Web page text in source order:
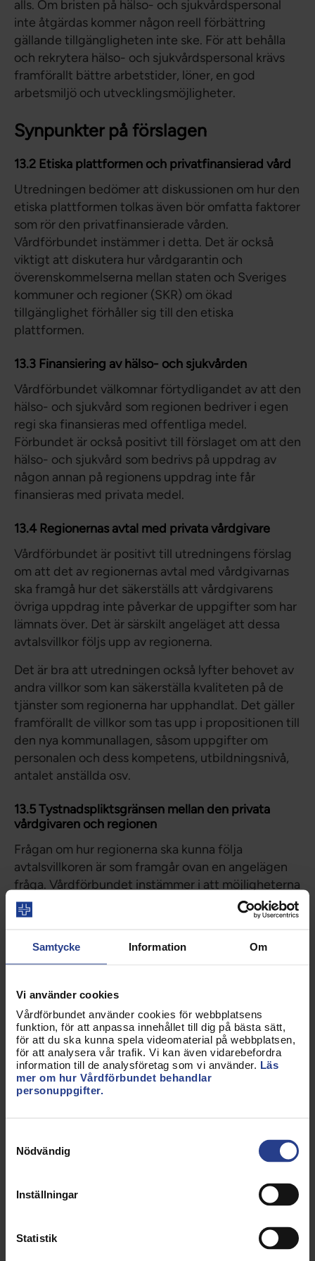
Samtycke Information Om
Vi använder cookies
Vårdförbundet använder cookies för webbplatsens
funktion, för att anpassa innehållet till dig på bästa sätt,
för att du ska kunna spela videomaterial på webbplatsen,
för att analysera vår trafik. Vi kan även vidarebefordra
information till de analysföretag som vi använder. Läs
mer om hur Vårdförbundet behandlar
personuppgifter.
Nödvändig
Inställningar
Statistik
alls. Om bristen på hälso- och sjukvårdspersonal
inte åtgärdas kommer någon reell förbättring
gällande tillgängligheten inte ske. För att behålla
och rekrytera hälso- och sjukvårdspersonal krävs
framförallt bättre arbetstider, löner, en god
arbetsmiljö och utvecklingsmöjligheter.
Synpunkter på förslagen
13.2 Etiska plattformen och privatfinansierad vård
Utredningen bedömer att diskussionen om hur den
etiska plattformen tolkas även bör omfatta faktorer
som rör den privatfinansierade vården.
Vårdförbundet instämmer i detta. Det är också
viktigt att diskutera hur vårdgarantin och
överenskommelserna mellan staten och Sveriges
kommuner och regioner (SKR) om ökad
tillgänglighet förhåller sig till den etiska
plattformen.
13.3 Finansiering av hälso- och sjukvården
Vårdförbundet välkomnar förtydligandet av att den
hälso- och sjukvård som regionen bedriver i egen
regi ska finansieras med offentliga medel.
Förbundet är också positivt till förslaget om att den
hälso- och sjukvård som bedrivs på uppdrag av
någon annan på regionens uppdrag inte får
finansieras med privata medel.
13.4 Regionernas avtal med privata vårdgivare
Vårdförbundet är positivt till utredningens förslag
om att det av regionernas avtal med vårdgivarnas
ska framgå hur det säkerställs att vårdgivarens
övriga uppdrag inte påverkar de uppgifter som har
lämnats över. Det är särskilt angeläget att dessa
avtalsvillkor följs upp av regionerna.
Det är bra att utredningen också lyfter behovet av
andra villkor som kan säkerställa kvaliteten på de
tjänster som regionerna har upphandlat. Det gäller
framförallt de villkor som tas upp i propositionen till
den nya kommunallagen, såsom uppgifter om
personalen och dess kompetens, utbildningsnivå,
antalet anställda osv.
13.5 Tystnadspliktsgränsen mellan den privata
vårdgivaren och regionen
Frågan om hur regionerna ska kunna följa
avtalsvillkoren är som framgår ovan en angelägen
fråga. Vårdförbundet instämmer i att möjligheterna
med lagförslaget i SOU 2021:4 skulle kunna vara en
framkomlig väg. Möjligheten till
eller kommun ansvarar för som huvudman bygger
enligt förslaget i betänkandet ska vara frivilligt att
använda sig av den föreslagna möjligheten.
Vårdförbundet angav dock i sitt remissvar
beträffande betänkandet att deltagande i
kvalitetsuppföljning är så pass viktigt för att
huvudmännen att kunna ta sitt totalansvar, att det
inte ska vara beroende av om man avtalet om det
patienter har en s.k. opt-out möjlighet, rätt att
motsätta sig att deras personuppgifter används.
Även beträffande detta ansåg Vårdförbundet att
deltagande i kvalitetsuppföljning inte borde vara
13.6 Inspektionen för vård och omsorgs (IVO:s)